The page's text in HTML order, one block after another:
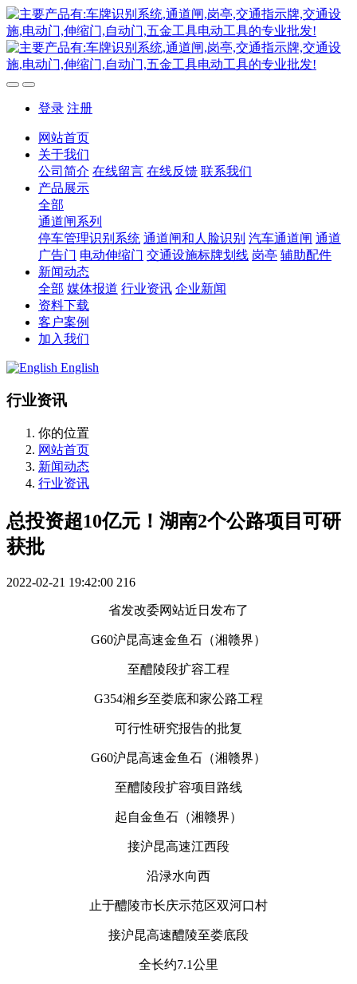
登录 注册
网站首页
关于我们
公司简介 在线留言 在线反馈 联系我们
产品展示
全部
通道闸系列
停车管理识别系统 通道闸和人脸识别 汽车通道闸 通道
广告门 电动伸缩门 交通设施标牌划线 岗亭 辅助配件
新闻动态
全部 媒体报道 行业资讯 企业新闻
资料下载
客户案例
加入我们
English
行业资讯
你的位置
网站首页
新闻动态
行业资讯
总投资超10亿元！湖南2个公路项目可研
获批
2022-02-21 19:42:00 216
省发改委网站近日发布了
G60沪昆高速金鱼石（湘赣界）
至醴陵段扩容工程
G354湘乡至娄底和家公路工程
可行性研究报告的批复
G60沪昆高速金鱼石（湘赣界）
至醴陵段扩容项目路线
起自金鱼石（湘赣界）
接沪昆高速江西段
沿渌水向西
止于醴陵市长庆示范区双河口村
接沪昆高速醴陵至娄底段
全长约7.1公里